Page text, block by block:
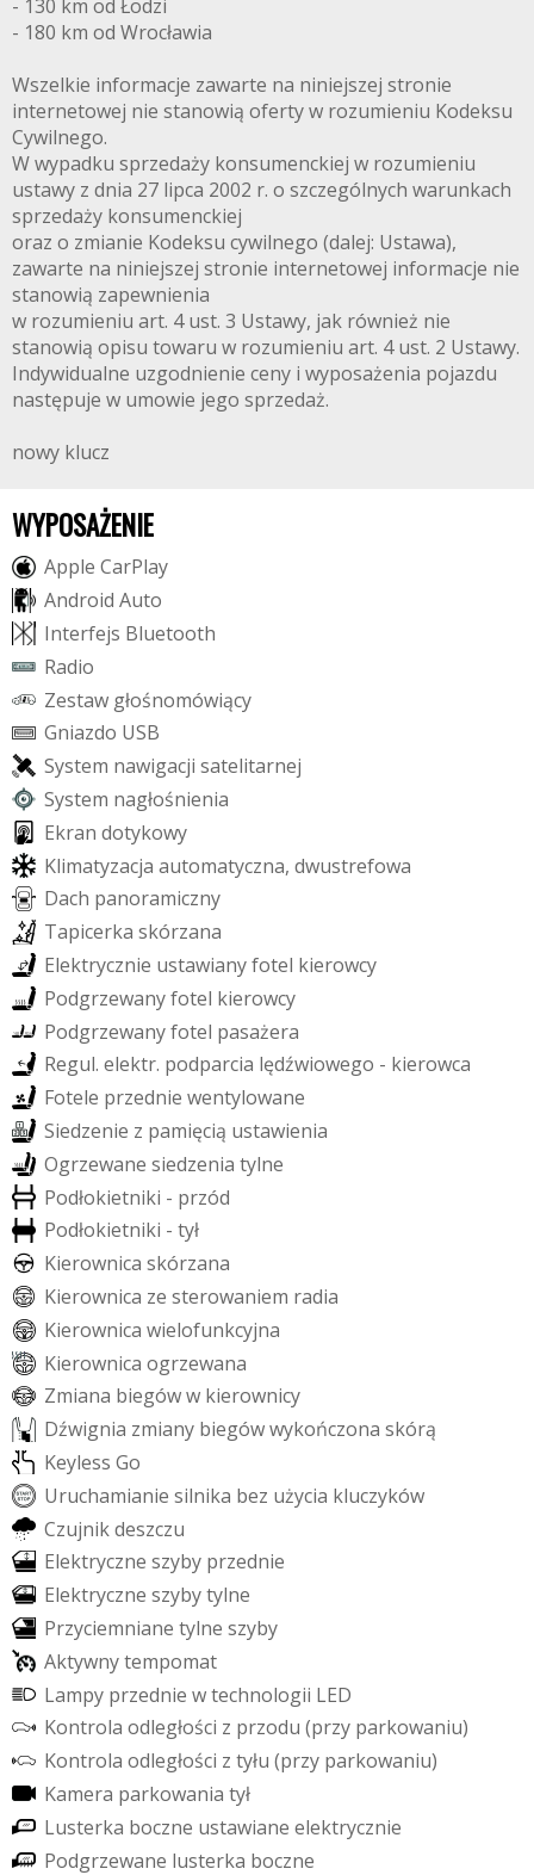
- 130 km od Łodzi
- 180 km od Wrocławia
Wszelkie informacje zawarte na niniejszej stronie
internetowej nie stanowią oferty w rozumieniu Kodeksu
Cywilnego.
W wypadku sprzedaży konsumenckiej w rozumieniu
ustawy z dnia 27 lipca 2002 r. o szczególnych warunkach
sprzedaży konsumenckiej
oraz o zmianie Kodeksu cywilnego (dalej: Ustawa),
zawarte na niniejszej stronie internetowej informacje nie
stanowią zapewnienia
w rozumieniu art. 4 ust. 3 Ustawy, jak również nie
stanowią opisu towaru w rozumieniu art. 4 ust. 2 Ustawy.
Indywidualne uzgodnienie ceny i wyposażenia pojazdu
następuje w umowie jego sprzedaż.
nowy klucz
WYPOSAŻENIE
Apple CarPlay
Android Auto
Interfejs Bluetooth
Radio
Zestaw głośnomówiący
Gniazdo USB
System nawigacji satelitarnej
System nagłośnienia
Ekran dotykowy
Klimatyzacja automatyczna, dwustrefowa
Dach panoramiczny
Tapicerka skórzana
Elektrycznie ustawianyfotel kierowcy
Podgrzewanyfotel kierowcy
Podgrzewanyfotel pasażera
Regul. elektr. podparcia lędźwiowego - kierowca
Fotele przednie wentylowane
Siedzenie z pamięcią ustawienia
Ogrzewane siedzenia tylne
Podłokietniki - przód
Podłokietniki - tył
Kierownica skórzana
Kierownica ze sterowaniem radia
Kierownica wielofunkcyjna
Kierownica ogrzewana
Zmiana biegóww kierownicy
Dźwignia zmiany biegówwykończona skórą
Keyless Go
Uruchamianie silnika bez użycia kluczyków
Czujnikdeszczu
Elektryczne szyby przednie
Elektryczne szybytylne
Przyciemniane tylne szyby
Aktywnytempomat
Lampy przednie wtechnologii LED
Kontrola odległości z przodu (przy parkowaniu)
Kontrola odległości z tyłu (przy parkowaniu)
Kamera parkowania tył
Lusterka boczne ustawiane elektrycznie
Podgrzewane lusterka boczne